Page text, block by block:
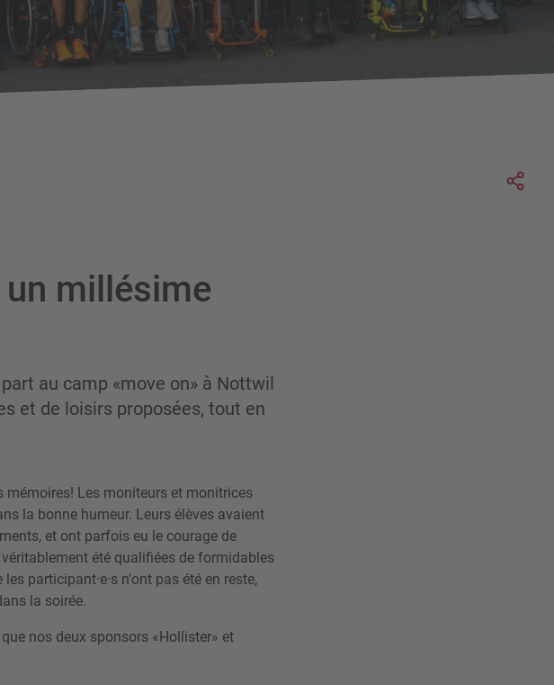
un millésime
au camp «move on» à Nottwil
et de loisirs proposées, tout en
mémoires! Les moniteurs et monitrices
la bonne humeur. Leurs élèves avaient
et ont parfois eu le courage de
été qualifiées de formidables
participant·e·s n'ont pas été en reste,
la soirée.
nos deux sponsors «Hollister» et